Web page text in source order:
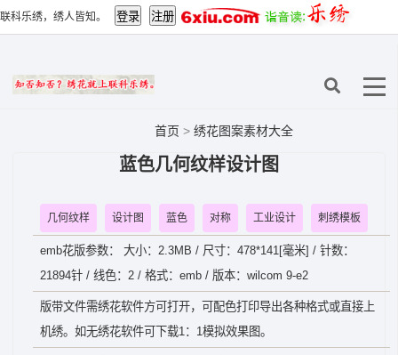
联科乐绣，绣人皆知。
首页 > 绣花图案素材大全
蓝色几何纹样设计图
几何纹样 设计图 蓝色 对称 工业设计 刺绣模板
emb花版参数： 大小：2.3MB / 尺寸：478*141[毫米] / 针数：
21894针 / 线色：2 / 格式：emb / 版本：wilcom 9-e2
版带文件需绣花软件方可打开，可配色打印导出各种格式或直接上
机绣。如无绣花软件可下载1：1模拟效果图。